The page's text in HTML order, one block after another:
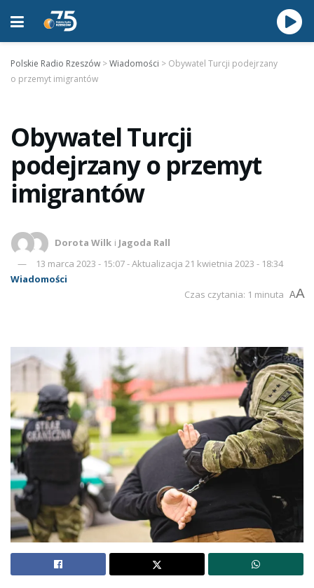
Polskie Radio Rzeszów >Wiadomości > Obywatel Turcji podejrzany
o przemyt imigrantów
Obywatel Turcji
podejrzany o przemyt
imigrantów
Dorota Wilk i Jagoda Rall
13 marca 2023 - 15:07 - Aktualizacja 21 kwietnia 2023 - 18:34
Wiadomości
Czas czytania: 1 minuta AA